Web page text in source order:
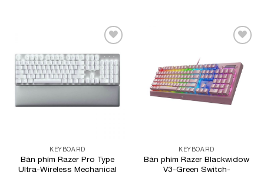
Add to
Wishlist
KEYBOARD
Bàn phím Razer Pro Type
Ultra-Wireless Mechanical
KEYBOARD
Bàn phím Razer Blackwidow
V3-Green Switch-